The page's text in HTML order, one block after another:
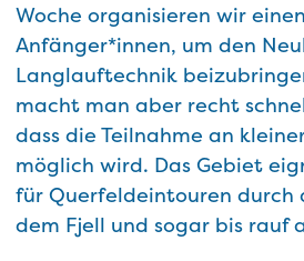
Woche organisieren wir
Anfänger*innen, um den
Langlauftechnik
macht man aber recht
dass die Teilnahme an
möglich wird. Das Gebiet
für Querfeldeintouren durch
dem Fjell und sogar bis rauf